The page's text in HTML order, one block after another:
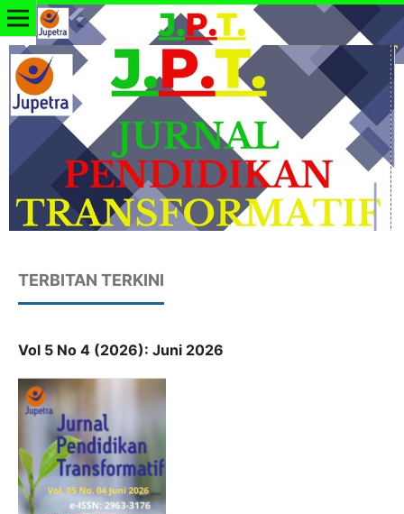
TERBITAN TERKINI
Vol 5 No 4 (2026): Juni 2026